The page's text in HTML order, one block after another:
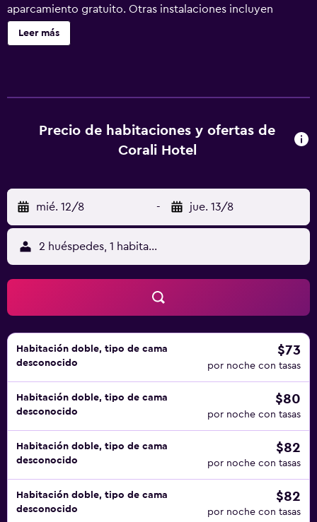
aparcamiento gratuito. Otras instalaciones incluyen
lavandería, una biblioteca y un jardín. Corali Hotel ofrece
21 alojamientos con aire acondicionado, minibar y secador
huéspedes pueden navegar por la web gracias a nuestro
acceso a Internet wifi gratis. Se ofrece servicio de
de ocio y esparcimiento que se indican más abajo en las
instalaciones o cerca del alojamiento (es posible que se
aplique un recargo).
Leer más
Precio de habitaciones y ofertas de
Corali Hotel
mié. 12/8 - jue. 13/8
2 huéspedes, 1 habitación
Habitación doble, tipo de cama
desconocido
$73
por noche con tasas
Habitación doble, tipo de cama
desconocido
$80
por noche con tasas
Habitación doble, tipo de cama
desconocido
$82
por noche con tasas
Habitación doble, tipo de cama
desconocido
$82
por noche con tasas